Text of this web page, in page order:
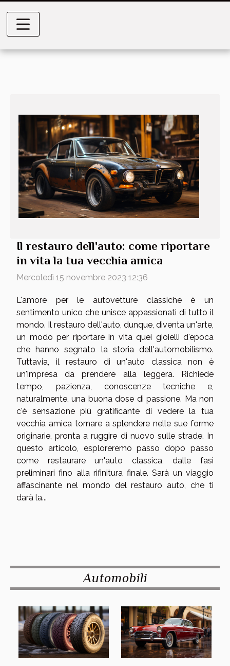
Il restauro dell'auto: come riportare
in vita la tua vecchia amica
Mercoledì 15 novembre 2023 12:36
L'amore per le autovetture classiche è un
sentimento unico che unisce appassionati di tutto il
mondo. Il restauro dell'auto, dunque, diventa un'arte,
un modo per riportare in vita quei gioielli d'epoca
che hanno segnato la storia dell'automobilismo.
Tuttavia, il restauro di un'auto classica non è
un'impresa da prendere alla leggera. Richiede
tempo, pazienza, conoscenze tecniche e,
naturalmente, una buona dose di passione. Ma non
c'è sensazione più gratificante di vedere la tua
vecchia amica tornare a splendere nelle sue forme
originarie, pronta a ruggire di nuovo sulle strade. In
questo articolo, esploreremo passo dopo passo
come restaurare un'auto classica, dalle fasi
preliminari fino alla rifinitura finale. Sarà un viaggio
affascinante nel mondo del restauro auto, che ti
darà la...
Automobili